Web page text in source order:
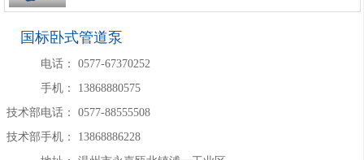
国标卧式管道泵
电话：
0577-67370252
手机：
13868880575
技术部电话：
0577-88555508
技术部手机：
13868886228